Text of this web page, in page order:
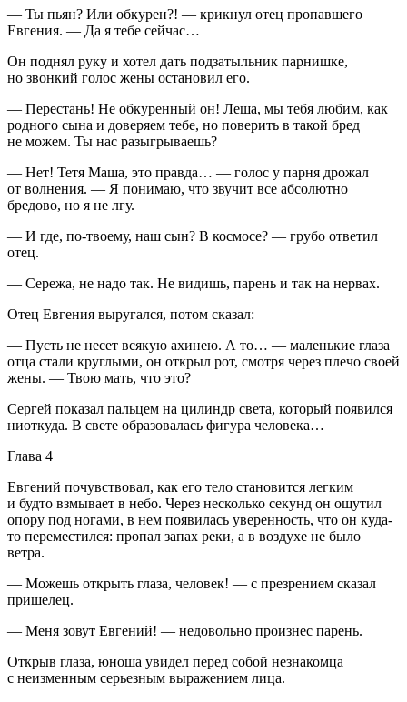
— Ты пьян? Или обкурен?! — крикнул отец пропавшего
Евгения. — Да я тебе сейчас…
Он поднял руку и хотел дать подзатыльник парнишке,
но звонкий голос жены остановил его.
— Перестань! Не обкуренный он! Леша, мы тебя любим, как
родного сына и доверяем тебе, но поверить в такой бред
не можем. Ты нас разыгрываешь?
— Нет! Тетя Маша, это правда… — голос у парня дрожал
от волнения. — Я понимаю, что звучит все абсолютно
бредово, но я не лгу.
— И где, по-твоему, наш сын? В космосе? — грубо ответил
отец.
— Сережа, не надо так. Не видишь, парень и так на нервах.
Отец Евгения выругался, потом сказал:
— Пусть не несет всякую ахинею. А то… — маленькие глаза
отца стали круглыми, он открыл рот, смотря через плечо своей
жены. — Твою мать, что это?
Сергей показал пальцем на цилиндр света, который появился
ниоткуда. В свете образовалась фигура человека…
Глава 4
Евгений почувствовал, как его тело становится легким
и будто взмывает в небо. Через несколько секунд он ощутил
опору под ногами, в нем появилась уверенность, что он куда-
то переместился: пропал запах реки, а в воздухе не было
ветра.
— Можешь открыть глаза, человек! — с презрением сказал
пришелец.
— Меня зовут Евгений! — недовольно произнес парень.
Открыв глаза, юноша увидел перед собой незнакомца
с неизменным серьезным выражением лица.